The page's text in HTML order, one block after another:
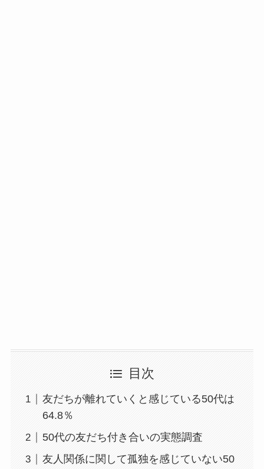
目次
友だちが離れていくと感じている50代は
64.8％
50代の友だち付き合いの実態調査
友人関係に関して孤独を感じていない50